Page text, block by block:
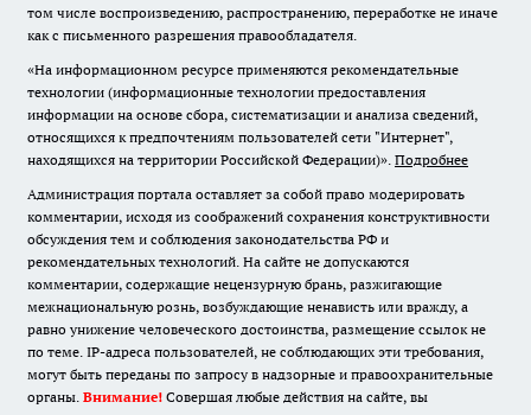
том числе воспроизведению, распространению, переработке не иначе
как с письменного разрешения правообладателя.
«На информационном ресурсе применяются рекомендательные
технологии (информационные технологии предоставления
информации на основе сбора, систематизации и анализа сведений,
относящихся к предпочтениям пользователей сети "Интернет",
находящихся на территории Российской Федерации)». Подробнее
Администрация портала оставляет за собой право модерировать
комментарии, исходя из соображений сохранения конструктивности
обсуждения тем и соблюдения законодательства РФ и
рекомендательных технологий. На сайте не допускаются
комментарии, содержащие нецензурную брань, разжигающие
межнациональную рознь, возбуждающие ненависть или вражду, а
равно унижение человеческого достоинства, размещение ссылок не
по теме. IP-адреса пользователей, не соблюдающих эти требования,
могут быть переданы по запросу в надзорные и правоохранительные
органы. Внимание! Совершая любые действия на сайте, вы